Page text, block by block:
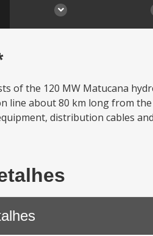
of the 120 MW Matucana
line about 80 km long from
distribution cables